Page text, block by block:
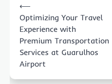
navigation
⟵
Optimizing Your Travel
Experience with
Premium Transportation
Services at Guarulhos
Airport